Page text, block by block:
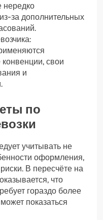
за дополнительных
свои
и
по
учитывать не
оформления,
В пересчёте на
что
гораздо более
показаться